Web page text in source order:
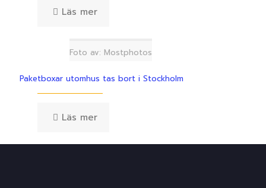
Läs mer
Foto av: Mostphotos
Paketboxar utomhus tas bort i Stockholm
Läs mer